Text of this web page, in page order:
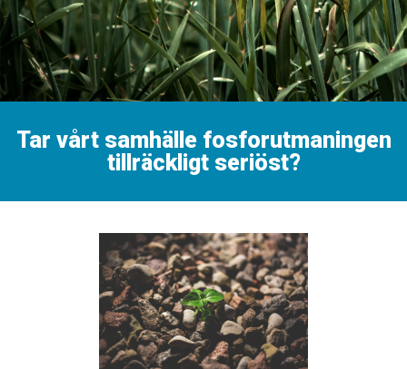
Tar vårt samhälle fosforutmaningen
tillräckligt seriöst?